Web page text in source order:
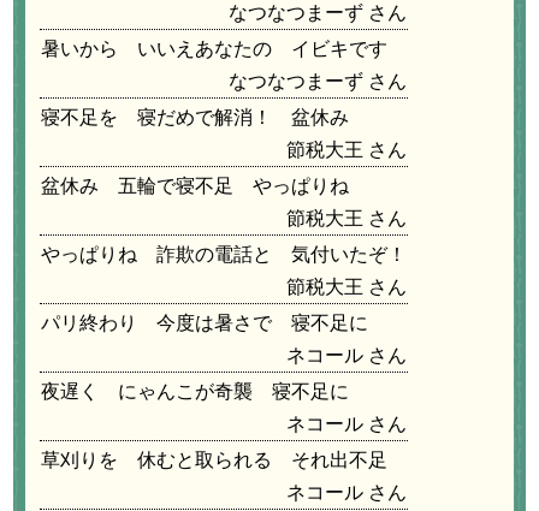
なつなつまーず
暑いから いいえあなたの イビキです
なつなつまーず
寝不足を 寝だめで解消！ 盆休み
節税大王
盆休み 五輪で寝不足 やっぱりね
節税大王
やっぱりね 詐欺の電話と 気付いたぞ！
節税大王
パリ終わり 今度は暑さで 寝不足に
ネコール
夜遅く にゃんこが奇襲 寝不足に
ネコール
草刈りを 休むと取られる それ出不足
ネコール